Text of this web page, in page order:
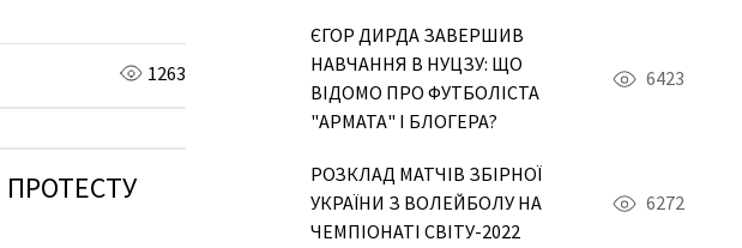
1263
ЄГОР ДИРДА ЗАВЕРШИВ
НАВЧАННЯ В НУЦЗУ: ЩО
ВІДОМО ПРО ФУТБОЛІСТА
"АРМАТА" І БЛОГЕРА?
6423
РОЗКЛАД МАТЧІВ ЗБІРНОЇ
УКРАЇНИ З ВОЛЕЙБОЛУ НА
ЧЕМПІОНАТІ СВІТУ-2022
6272